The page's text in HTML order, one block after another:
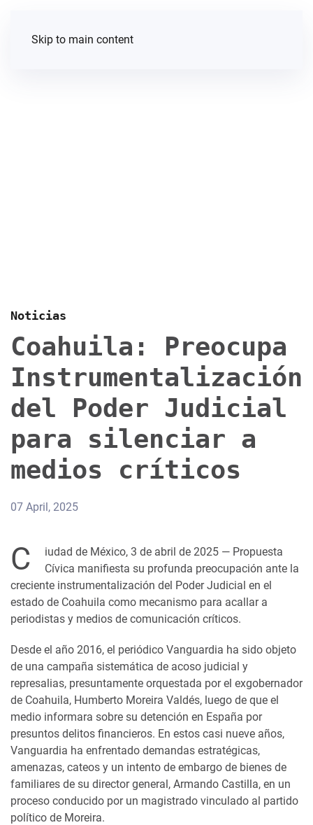
Skip to main content
Noticias
Coahuila: Preocupa
Instrumentalización
del Poder Judicial
para silenciar a
medios críticos
07 April, 2025
C
iudad de México, 3 de abril de 2025 — Propuesta
Cívica manifiesta su profunda preocupación ante la
creciente instrumentalización del Poder Judicial en el
estado de Coahuila como mecanismo para acallar a
periodistas y medios de comunicación críticos.
Desde el año 2016, el periódico Vanguardia ha sido objeto
de una campaña sistemática de acoso judicial y
represalias, presuntamente orquestada por el exgobernador
de Coahuila, Humberto Moreira Valdés, luego de que el
medio informara sobre su detención en España por
presuntos delitos financieros. En estos casi nueve años,
Vanguardia ha enfrentado demandas estratégicas,
amenazas, cateos y un intento de embargo de bienes de
familiares de su director general, Armando Castilla, en un
proceso conducido por un magistrado vinculado al partido
político de Moreira.